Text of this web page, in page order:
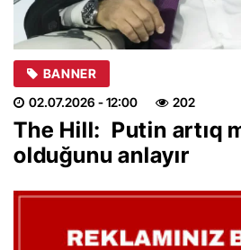
BANNER
02.07.2026 - 12:00 202
The Hill: Putin artıq
olduğunu anlayır